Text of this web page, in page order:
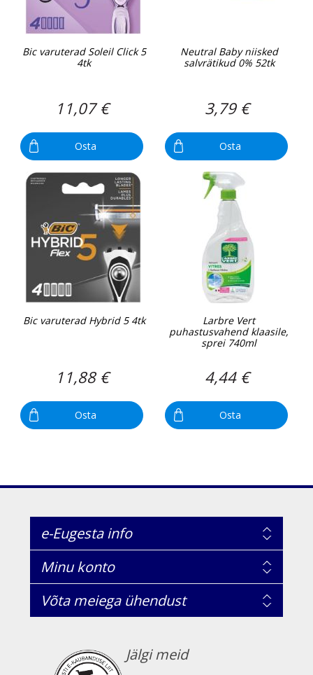
Bic varuterad Soleil Click 5
4tk
11,07 €
Osta
Neutral Baby niisked
salvrätikud 0% 52tk
3,79 €
Osta
Bic varuterad Hybrid 5 4tk
11,88 €
Osta
Larbre Vert
puhastusvahend klaasile,
sprei 740ml
4,44 €
Osta
e-Eugesta info
Minu konto
Võta meiega ühendust
Jälgi meid